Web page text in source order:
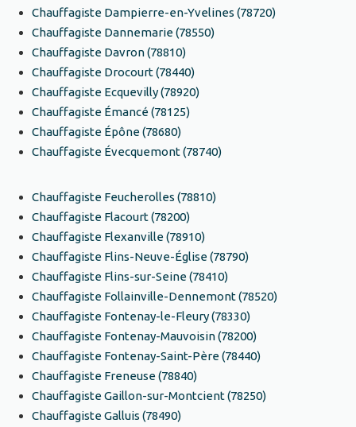
Chauffagiste Dampierre-en-Yvelines (78720)
Chauffagiste Dannemarie (78550)
Chauffagiste Davron (78810)
Chauffagiste Drocourt (78440)
Chauffagiste Ecquevilly (78920)
Chauffagiste Émancé (78125)
Chauffagiste Épône (78680)
Chauffagiste Évecquemont (78740)
Chauffagiste Feucherolles (78810)
Chauffagiste Flacourt (78200)
Chauffagiste Flexanville (78910)
Chauffagiste Flins-Neuve-Église (78790)
Chauffagiste Flins-sur-Seine (78410)
Chauffagiste Follainville-Dennemont (78520)
Chauffagiste Fontenay-le-Fleury (78330)
Chauffagiste Fontenay-Mauvoisin (78200)
Chauffagiste Fontenay-Saint-Père (78440)
Chauffagiste Freneuse (78840)
Chauffagiste Gaillon-sur-Montcient (78250)
Chauffagiste Galluis (78490)